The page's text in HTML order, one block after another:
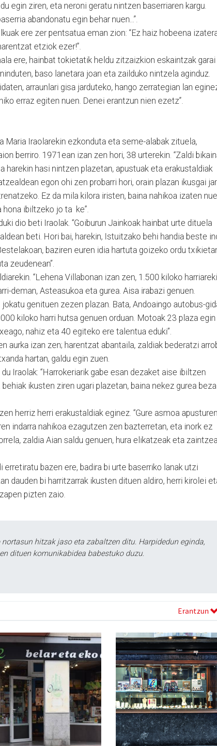
egin ziren, eta neroni geratu nintzen baserriaren kargu.
abandonatu egin behar nuen...”.
ere zer pentsatua eman zion: “Ez haiz hobeena
etziok ezer!”.
ere, hainbat tokietatik heldu zitzaizkion eskaintzak garai
baso lanetara joan eta zailduko nintzela aginduz.
arraunlari gisa jarduteko, hango zerrategian lan
erraz egiten nuen. Denei erantzun nien ezetz”.
Maria Iraolarekin ezkonduta eta seme-alabak zituela,
berriro. 1971ean izan zen hori, 38 urterekin. “Zaldi
harekin hasi nintzen plazetan, apustuak eta erakustaldiak
egon ohi zen probarri hori, orain plazan ikusgai
Ez da mila kilora iristen, baina nahikoa izaten
ibiltzeko jo ta ke”.
dio beti Iraolak. “Goiburun Jainkoak hainbat urte dituela
beti. Hori bai, harekin, Istuitzako behi handia beste
baziren euren idia hartuta goizeko ordu
zeudenean”.
“Lehena Villabonan izan zen, 1.500 kiloko
deman, Asteasukoa eta gurea. Aisa irabazi genuen.
genituen zezen plazan. Bata, Andoaingo autobus-
kiloko harri hutsa genuen orduan. Motoak 23 plaza egin
nahiz eta 40 egiteko ere talentua eduki”.
aurka izan zen; harentzat abantaila, zaldiak bederatzi
hartan, galdu egin zuen.
Iraolak: “Harrokeriarik gabe esan dezaket aise ibiltzen
ikusten ziren ugari plazetan, baina nekez gurea
herriz herri erakustaldiak eginez. “Gure asmoa apusturen
indarra nahikoa ezagutzen zen bazterretan, eta inork ez
zaldia Aian saldu genuen, hura elikatzeak eta
bazen ere, badira bi urte baserriko lanak utzi
dauden bi harritzarrak ikusten dituen aldiro, herri kirolei
pizten zaio.
nortasun hitzak jaso eta zabaltzen ditu. Harpidedun eginda,
dituen komunikabidea babestuko duzu.
Erantzun